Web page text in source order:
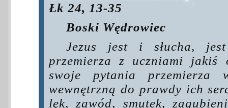
Łk 24, 13-35
Boski Wędrowiec
Jezus jest i słucha,
przemierza z uczniami jakiś
swoje pytania
wewnętrzną do prawdy ich
lęk, zawód, smutek,